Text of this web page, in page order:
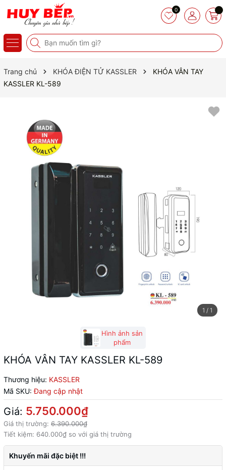
0
Trang chủ KHÓA ĐIỆN TỬ KASSLER
KHÓA VÂN TAY
KASSLER KL-589
1 / 1
Hình ảnh sản
phẩm
KHÓA VÂN TAY KASSLER KL-589
Thương hiệu: KASSLER
Mã SKU: Đang cập nhật
Giá: 5.750.000₫
Giá thị trường: 6.390.000₫
Tiết kiệm: 640.000₫ so với giá thị trường
Khuyến mãi đặc biệt !!!